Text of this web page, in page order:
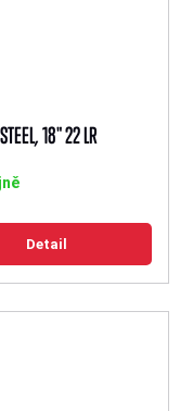
18" 22 LR
Detail